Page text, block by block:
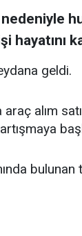
nedeniyle
hayatını
geldi.
alım